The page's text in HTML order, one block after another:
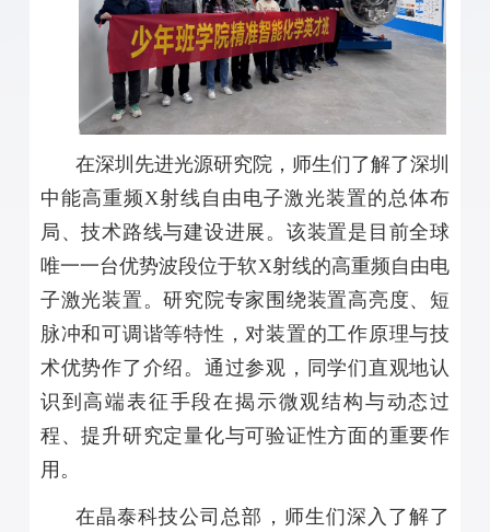
在深圳先进光源研究院，师生们了解了深圳
中能高重频X射线自由电子激光装置的总体布
局、技术路线与建设进展。该装置是目前全球
唯一一台优势波段位于软X射线的高重频自由电
子激光装置。研究院专家围绕装置高亮度、短
脉冲和可调谐等特性，对装置的工作原理与技
术优势作了介绍。通过参观，同学们直观地认
识到高端表征手段在揭示微观结构与动态过
程、提升研究定量化与可验证性方面的重要作
用。
在晶泰科技公司总部，师生们深入了解了